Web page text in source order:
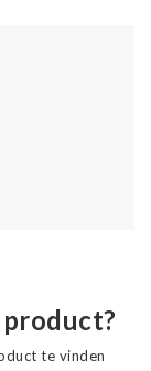
te vinden